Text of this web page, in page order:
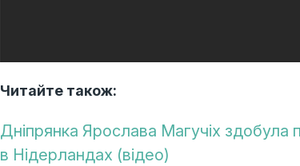
Читайте також:
Дніпрянка Ярослава Магучіх здобула
в Нідерландах (відео)